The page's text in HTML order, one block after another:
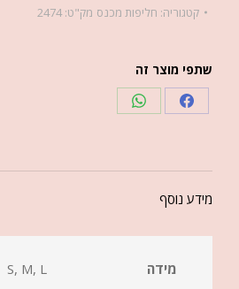
קטגוריה: חליפות מכנס מק"ט:2474
שתפי מוצר זה
מידע נוסף
מידה S, M, L